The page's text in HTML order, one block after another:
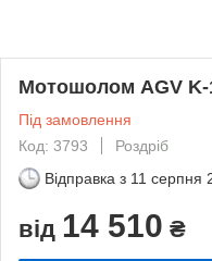
Мотошолом AGV K-
Під замовлення
Код: 3793
Роздріб
Відправка з 11 серпня
від 14 510 ₴